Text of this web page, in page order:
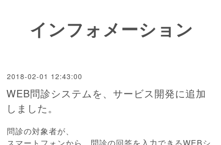
インフォメーション
2018-02-01 12:43:00
WEB問診システムを、サービス開発に追加
しました。
問診の対象者が、